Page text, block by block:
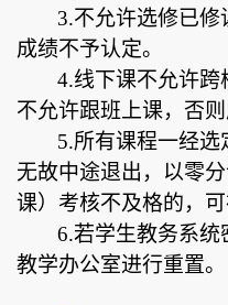
3.不允许选修已修
成绩不予认定。
4.线下课不允许跨
不允许跟班上课， 否则
5.所有课程一经选
无故中途退出，以零分
课）考核不及格的，
6.若学生教务系统
教学办公室进行重置。